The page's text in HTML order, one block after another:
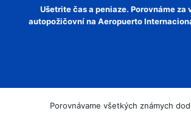
Ušetrite čas a peniaze. Porovnáme za
autopožičovní na Aeropuerto
Porovnávame všetkých známych